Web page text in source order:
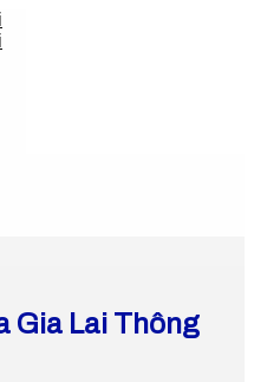
Gia Lai Thông